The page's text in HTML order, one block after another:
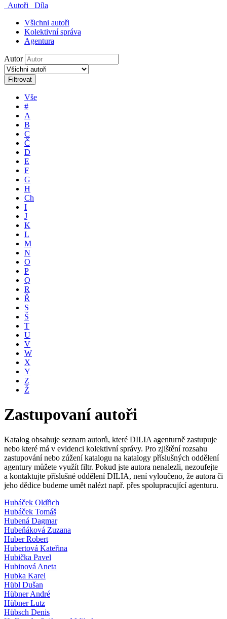
Autoři
Díla
Všichni autoři
Kolektivní správa
Agentura
Autor
Filtrovat
Vše
#
A
B
C
Č
D
E
F
G
H
Ch
I
J
K
L
M
N
O
P
Q
R
Ř
S
Š
T
U
V
W
X
Y
Z
Ž
Zastupovaní autoři
Katalog obsahuje seznam autorů, které DILIA agenturně zastupuje
nebo které má v evidenci kolektivní správy. Pro zjištění rozsahu
zastupování nebo zúžení katalogu na katalogy příslušných oddělení
agentury můžete využít filtr. Pokud jste autora nenalezli, nezoufejte
a kontaktujte příslušné oddělení DILIA, není vyloučeno, že autora či
jeho dědice budeme umět nalézt např. přes spolupracující agenturu.
Hubáček Oldřich
Hubáček Tomáš
Hubená Dagmar
Hubeňáková Zuzana
Huber Robert
Hubertová Kateřina
Hubička Pavel
Hubinová Aneta
Hubka Karel
Hübl Dušan
Hübner André
Hübner Lutz
Hübsch Denis